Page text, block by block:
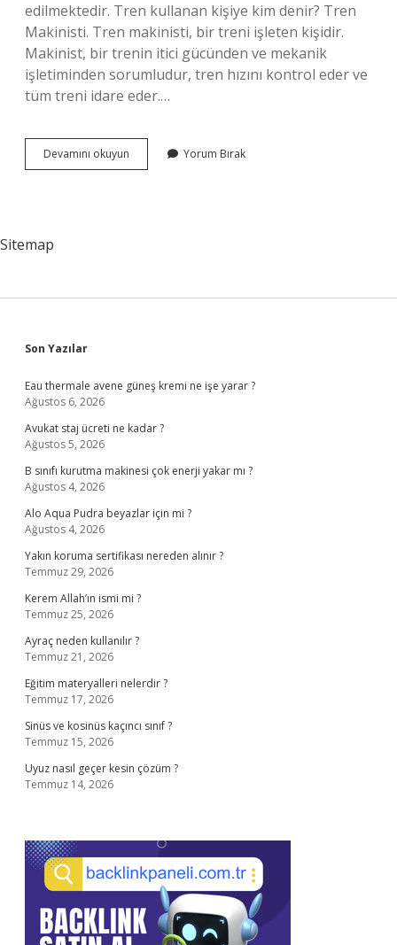
edilmektedir. Tren kullanan kişiye kim denir? Tren
Makinisti. Tren makinisti, bir treni işleten kişidir.
Makinist, bir trenin itici gücünden ve mekanik
işletiminden sorumludur, tren hızını kontrol eder ve
tüm treni idare eder.…
Devamını okuyun Marmarayı
Kullanan
Yorum Bırak
Sitemap
Sidebar
Son Yazılar
Eau thermale avene güneş kremi ne işe yarar ?
Ağustos 6, 2026
Avukat staj ücreti ne kadar ?
Ağustos 5, 2026
B sınıfı kurutma makinesi çok enerji yakar mı ?
Ağustos 4, 2026
Alo Aqua Pudra beyazlar için mi ?
Ağustos 4, 2026
Yakın koruma sertifikası nereden alınır ?
Temmuz 29, 2026
Kerem Allah’ın ismi mi ?
Temmuz 25, 2026
Ayraç neden kullanılır ?
Temmuz 21, 2026
Eğitim materyalleri nelerdir ?
Temmuz 17, 2026
Sinüs ve kosinüs kaçıncı sınıf ?
Temmuz 15, 2026
Uyuz nasıl geçer kesin çözüm ?
Temmuz 14, 2026